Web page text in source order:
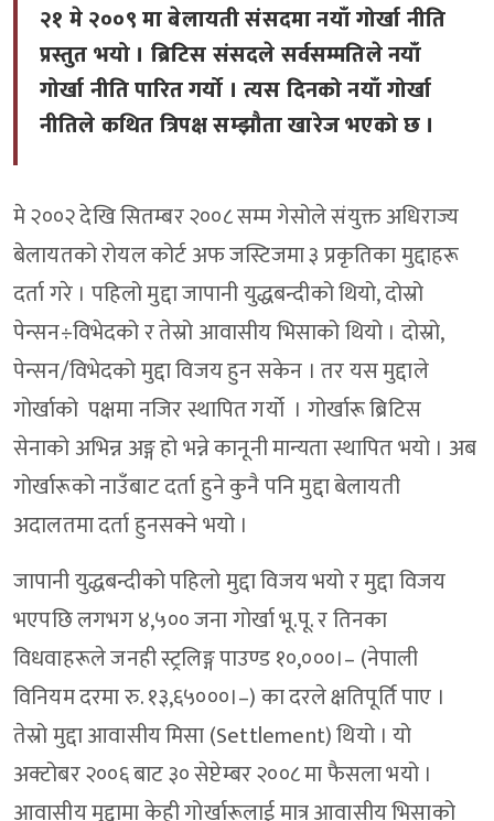
२१ मे २००९ मा बेलायती संसदमा नयाँ गोर्खा नीति
प्रस्तुत भयो । ब्रिटिस संसदले सर्वसम्मतिले नयाँ
गोर्खा नीति पारित गर्यो । त्यस दिनको नयाँ गोर्खा
नीतिले कथित त्रिपक्ष सम्झौता खारेज भएको छ ।
मे २००२ देखि सितम्बर २००८ सम्म गेसोले संयुक्त अधिराज्य
बेलायतको रोयल कोर्ट अफ जस्टिजमा ३ प्रकृतिका मुद्दाहरू
दर्ता गरे । पहिलो मुद्दा जापानी युद्धबन्दीको थियो, दोस्रो
पेन्सन÷विभेदको र तेस्रो आवासीय भिसाको थियो । दोस्रो,
पेन्सन/विभेदको मुद्दा विजय हुन सकेन । तर यस मुद्दाले
गोर्खाको पक्षमा नजिर स्थापित गर्यो । गोर्खारू ब्रिटिस
सेनाको अभिन्न अङ्ग हो भन्ने कानूनी मान्यता स्थापित भयो । अब
गोर्खारूको नाउँबाट दर्ता हुने कुनै पनि मुद्दा बेलायती
अदालतमा दर्ता हुनसक्ने भयो ।
जापानी युद्धबन्दीको पहिलो मुद्दा विजय भयो र मुद्दा विजय
भएपछि लगभग ४,५०० जना गोर्खा भू.पू. र तिनका
विधवाहरूले जनही स्ट्रलिङ्ग पाउण्ड १०,०००।– (नेपाली
विनियम दरमा रु. १३,६५०००।–) का दरले क्षतिपूर्ति पाए ।
तेस्रो मुद्दा आवासीय मिसा (Settlement) थियो । यो
अक्टोबर २००६ बाट ३० सेप्टेम्बर २००८ मा फैसला भयो ।